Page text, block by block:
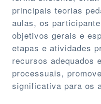
principais teorias
aulas, os
objetivos gerais e
etapas e atividades
recursos adequados
processuais,
significativa para os